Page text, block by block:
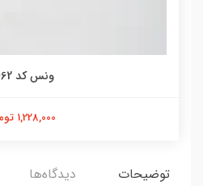
ونس کد 2662
1,228,000 تومان
توضیحات دیدگاه‌ها